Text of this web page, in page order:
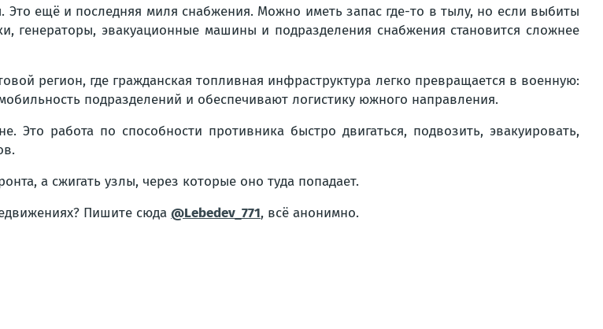
ещё и последняя миля снабжения. Можно иметь запас где-то в тылу, но если выбиты
генераторы, эвакуационные машины и подразделения снабжения становится сложнее
регион, где гражданская топливная инфраструктура легко превращается в военную:
подразделений и обеспечивают логистику южного направления.
работа по способности противника быстро двигаться, подвозить, эвакуировать,
а сжигать узлы, через которые оно туда попадает.
Пишите сюда @Lebedev_771, всё анонимно.